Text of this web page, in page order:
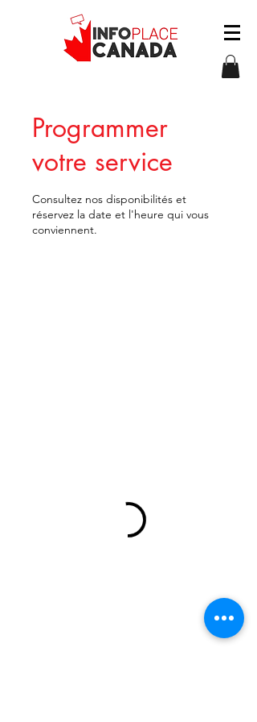
Programmer
votre service
Consultez nos disponibilités et
réservez la date et l'heure qui vous
conviennent.